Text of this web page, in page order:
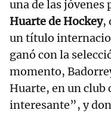
una de las jóvenes
Huarte de Hockey,
un título
ganó con la
momento,
Huarte, en un club
interesante”, y